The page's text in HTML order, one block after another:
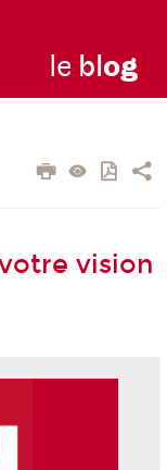
le blog
vision